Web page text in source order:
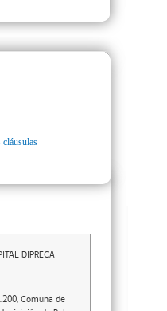
DIPRECA
Comuna de